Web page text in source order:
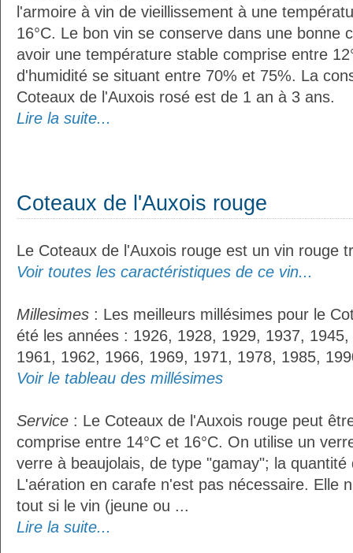
l'armoire à vin de vieillissement à une
16°C. Le bon vin se conserve dans une bonne
avoir une température stable comprise entre
d'humidité se situant entre 70% et 75%. La
Coteaux de l'Auxois rosé est de 1 an à 3 ans.
Lire la suite...
Coteaux de l'Auxois rouge
Le Coteaux de l'Auxois rouge est un vin rouge
Voir toutes les caractéristiques de ce vin...
Millesimes : Les meilleurs millésimes pour le
été les années : 1926, 1928, 1929, 1937,
1961, 1962, 1966, 1969, 1971, 1978, 1985,
Voir le tableau des millésimes
Service : Le Coteaux de l'Auxois rouge peut
comprise entre 14°C et 16°C. On utilise un
verre à beaujolais, de type "gamay"; la
L'aération en carafe n'est pas nécessaire. Elle
tout si le vin (jeune ou ...
Lire la suite...